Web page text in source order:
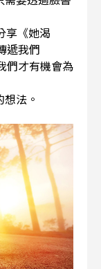
享《她渴
遞我們
們才有機會為
法。